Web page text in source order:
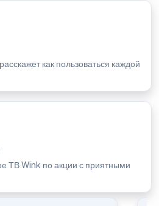
как пользоваться каждой
ТВ Wink по акции с приятными